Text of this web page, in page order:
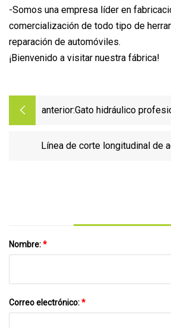
-Somos una empresa líder en
comercialización de todo tipo de
reparación de automóviles.
¡Bienvenido a visitar nuestra fábrica!
anterior:Gato hidráulico
Línea de corte longitudinal de
Nombre:*
Correo electrónico:*